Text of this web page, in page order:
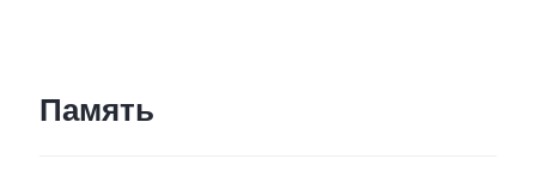
Память